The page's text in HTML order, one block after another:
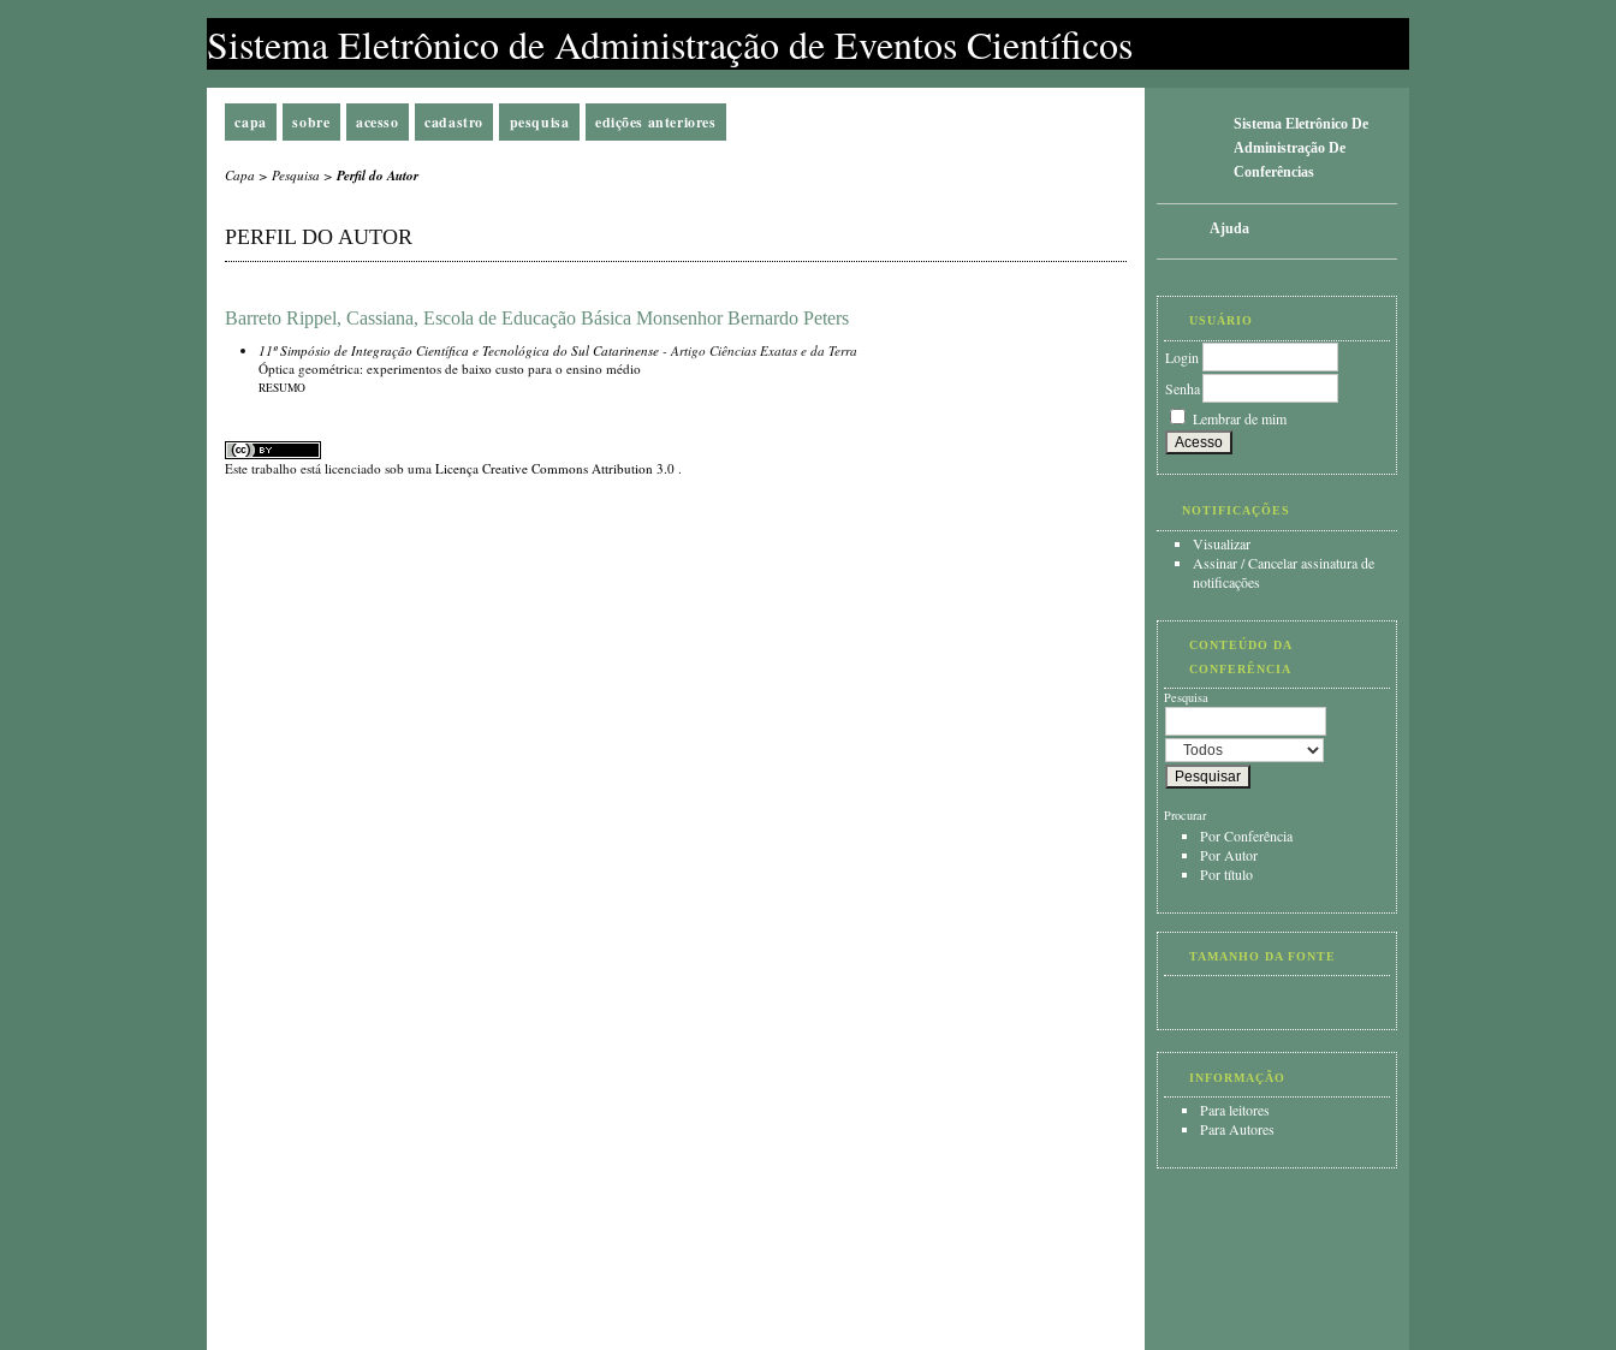
Sistema Eletrônico de Administração de Eventos Científicos
Sistema Eletrônico De
Administração De
Conferências
Ajuda
USUÁRIO
Login
Senha
Lembrar de mim
NOTIFICAÇÕES
Visualizar
Assinar/Cancelar assinatura de
notificações
CONTEÚDO DA
CONFERÊNCIA
Pesquisa
Procurar
Por Conferência
Por Autor
Por título
TAMANHO DA FONTE
INFORMAÇÃO
Para leitores
Para Autores
capa sobre acesso cadastro pesquisa edições anteriores
Capa > Pesquisa >Perfil do Autor
PERFIL DO AUTOR
Barreto Rippel, Cassiana, Escola de Educação Básica Monsenhor Bernardo Peters
11º Simpósio de Integração Científica e Tecnológica do Sul Catarinense - Artigo Ciências Exatas e da Terra
Óptica geométrica: experimentos de baixo custo para o ensino médio
RESUMO
Este trabalho está licenciado sob uma Licença Creative Commons Attribution 3.0 .